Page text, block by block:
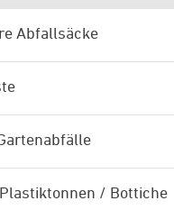
Abfallsäcke
/ Bottiche